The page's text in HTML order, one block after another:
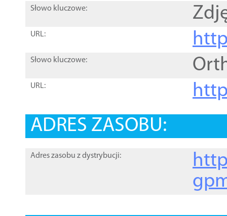
Słowo kluczowe:
URL:
Słowo kluczowe:
URL:
ADRES ZASOBU:
Adres zasobu z dystrybucji: